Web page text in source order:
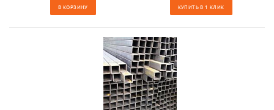
В КОРЗИНУ КУПИТЬ В 1 КЛИК